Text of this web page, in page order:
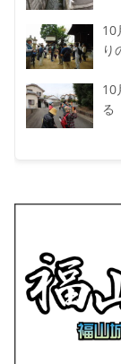
10
り
10
る